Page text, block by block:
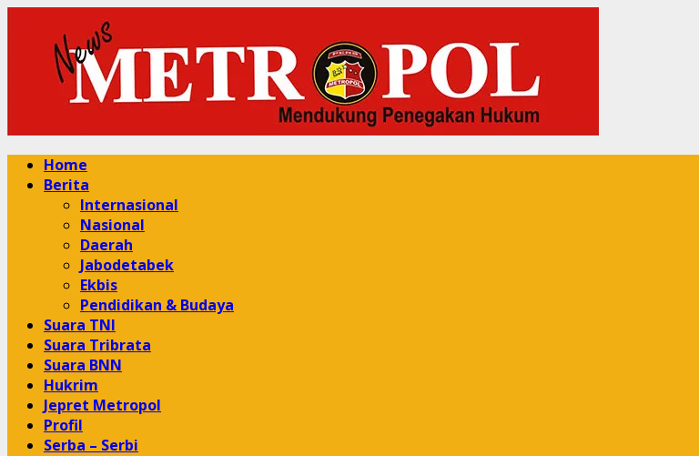
content
Primary
Menu
Home
Berita
Internasional
Nasional
Daerah
Jabodetabek
Ekbis
Pendidikan & Budaya
Suara TNI
Suara Tribrata
Suara BNN
Hukrim
Jepret Metropol
Profil
Serba – Serbi